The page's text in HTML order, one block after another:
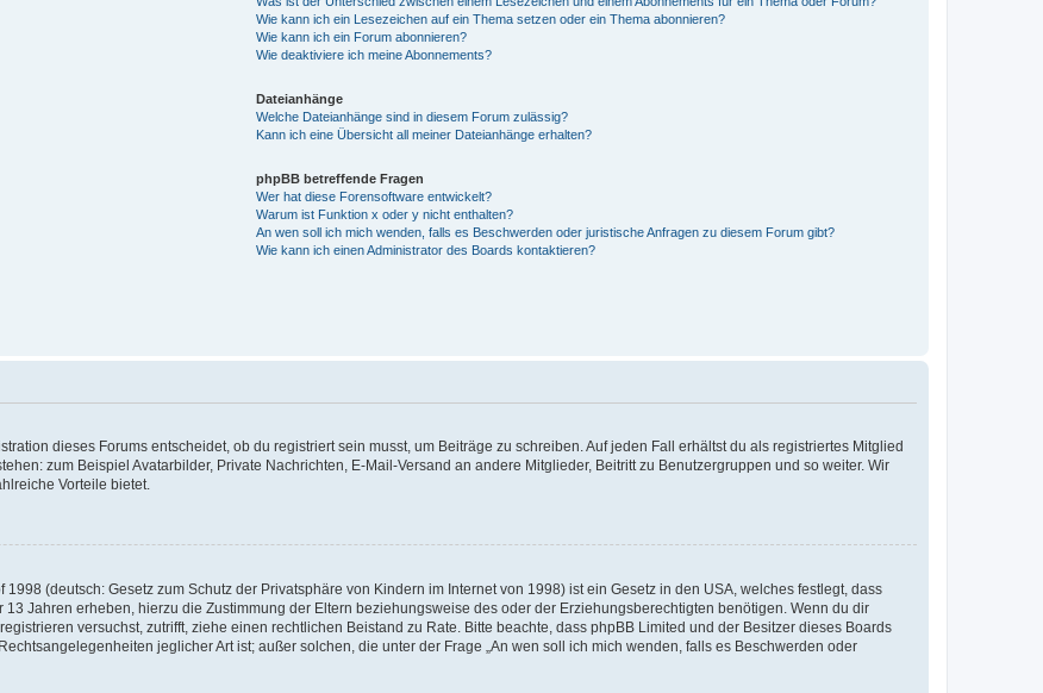
Wie kann ich ein Lesezeichen auf ein Thema setzen oder ein Thema abonnieren?
Wie kann ich ein Forum abonnieren?
Wie deaktiviere ich meine Abonnements?
Dateianhänge
Welche Dateianhänge sind in diesem Forum zulässig?
Kann ich eine Übersicht all meiner Dateianhänge erhalten?
phpBB betreffende Fragen
Wer hat diese Forensoftware entwickelt?
Warum ist Funktion x oder y nicht enthalten?
An wen soll ich mich wenden, falls es Beschwerden oder juristische Anfragen zu diesem Forum gibt?
Wie kann ich einen Administrator des Boards kontaktieren?
dieses Forums entscheidet, ob du registriert sein musst, um Beiträge zu schreiben. Auf jeden Fall erhältst du als registriertes Mitglied
zum Beispiel Avatarbilder, Private Nachrichten, E-Mail-Versand an andere Mitglieder, Beitritt zu Benutzergruppen und so weiter. Wir
Vorteile bietet.
(deutsch: Gesetz zum Schutz der Privatsphäre von Kindern im Internet von 1998) ist ein Gesetz in den USA, welches festlegt, dass
Jahren erheben, hierzu die Zustimmung der Eltern beziehungsweise des oder der Erziehungsberechtigten benötigen. Wenn du dir
versuchst, zutrifft, ziehe einen rechtlichen Beistand zu Rate. Bitte beachte, dass phpBB Limited und der Besitzer dieses Boards
jeglicher Art ist; außer solchen, die unter der Frage „An wen soll ich mich wenden, falls es Beschwerden oder